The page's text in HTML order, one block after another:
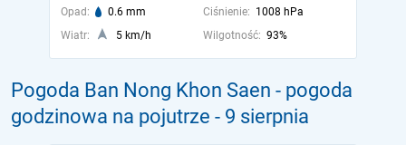
Opad: 0.6 mm Ciśnienie: 1008 hPa
Wiatr:
5 km/h Wilgotność: 93%
Pogoda Ban Nong Khon Saen - pogoda
godzinowa na pojutrze - 9 sierpnia